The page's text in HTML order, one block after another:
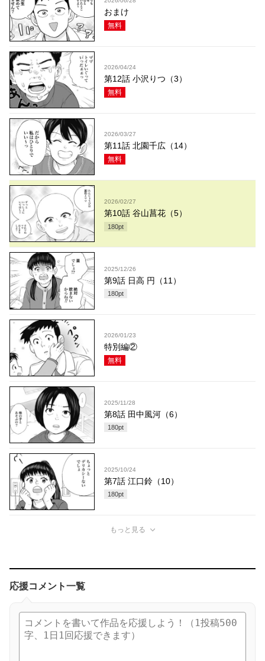
おまけ
無料
2026/04/24
第12話 小沢りつ（3）
無料
2026/03/27
第11話 北園千広（14）
無料
2026/02/27
第10話 谷山菖花（5）
180pt
2025/12/26
第9話 日高 円（11）
180pt
2026/01/23
特別編②
無料
2025/11/28
第8話 田中風河（6）
180pt
2025/10/24
第7話 江口鈴（10）
180pt
もっと見る
応援コメント一覧